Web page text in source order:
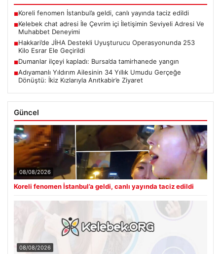
■Koreli fenomen İstanbul’a geldi, canlı yayında taciz edildi
■Kelebek chat adresi İle Çevrim içi İletişimin Seviyeli Adresi Ve
Muhabbet Deneyimi
■Hakkari’de JİHA Destekli Uyuşturucu Operasyonunda 253
Kilo Esrar Ele Geçirildi
■Dumanlar ilçeyi kapladı: Bursa’da tamirhanede yangın
■Adıyamanlı Yıldırım Ailesinin 34 Yıllık Umudu Gerçeğe
Dönüştü: İkiz Kızlarıyla Anıtkabir’e Ziyaret
Güncel
08/08/2026
Koreli fenomen İstanbul’a geldi, canlı yayında taciz edildi
08/08/2026